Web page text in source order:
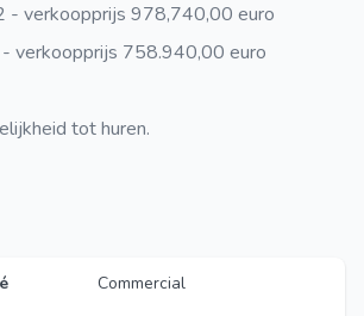
- verkoopprijs 978,740,00 euro
- verkoopprijs 758.940,00 euro
tot huren.
Commercial